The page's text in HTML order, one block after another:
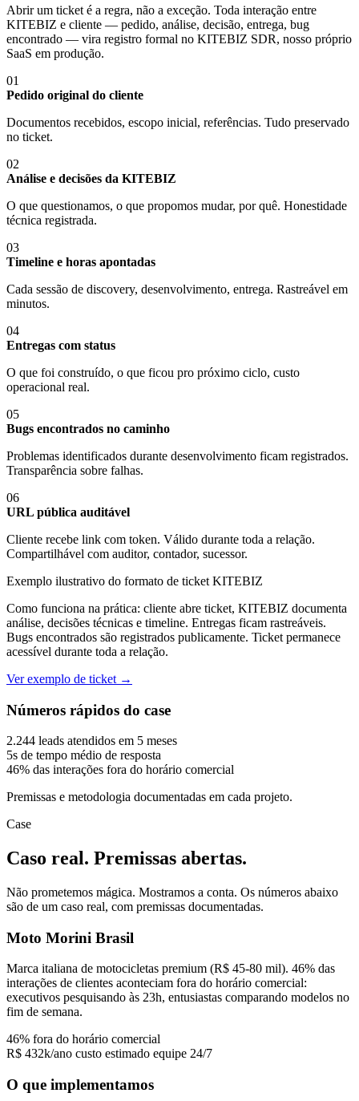
Abrir um ticket é a regra, não a exceção. Toda interação entre
KITEBIZ e cliente — pedido, análise, decisão, entrega, bug
encontrado — vira registro formal no KITEBIZ SDR, nosso próprio
SaaS em produção.
01
Pedido original do cliente
Documentos recebidos, escopo inicial, referências. Tudo preservado
no ticket.
02
Análise e decisões da KITEBIZ
O que questionamos, o que propomos mudar, por quê. Honestidade
técnica registrada.
03
Timeline e horas apontadas
Cada sessão de discovery, desenvolvimento, entrega. Rastreável em
minutos.
04
Entregas com status
O que foi construído, o que ficou pro próximo ciclo, custo
operacional real.
05
Bugs encontrados no caminho
Problemas identificados durante desenvolvimento ficam registrados.
Transparência sobre falhas.
06
URL pública auditável
Cliente recebe link com token. Válido durante toda a relação.
Compartilhável com auditor, contador, sucessor.
Exemplo ilustrativo do formato de ticket KITEBIZ
Como funciona na prática: cliente abre ticket, KITEBIZ documenta
análise, decisões técnicas e timeline. Entregas ficam rastreáveis.
Bugs encontrados são registrados publicamente. Ticket permanece
acessível durante toda a relação.
Ver exemplo de ticket →
Números rápidos do case
2.244 leads atendidos em 5 meses
5s de tempo médio de resposta
46% das interações fora do horário comercial
Premissas e metodologia documentadas em cada projeto.
Case
Caso real. Premissas abertas.
Não prometemos mágica. Mostramos a conta. Os números abaixo
são de um caso real, com premissas documentadas.
Moto Morini Brasil
Marca italiana de motocicletas premium (R$ 45-80 mil). 46% das
interações de clientes aconteciam fora do horário comercial:
executivos pesquisando às 23h, entusiastas comparando modelos no
fim de semana.
46% fora do horário comercial
R$ 432k/ano custo estimado equipe 24/7
O que implementamos